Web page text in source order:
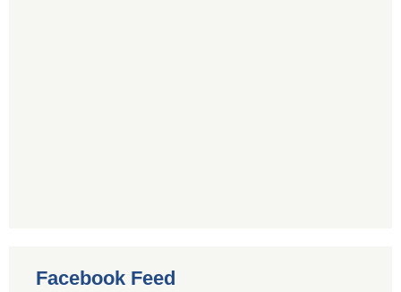
Facebook Feed